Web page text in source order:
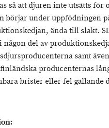
så att djuren inte utsätts för
börjar under uppfödningen
ända till slakt.
del av
samt
producenternas
brister eller fel gällande